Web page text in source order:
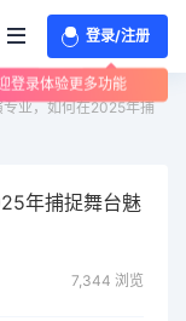
登录/注册
登录体验更多功能
业，如何在2025年捕
年捕捉舞台魅
7,344 浏览